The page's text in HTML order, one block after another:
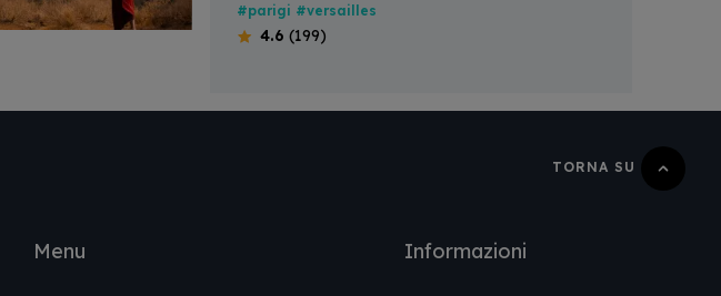
#parigi #versailles
4.6 (199)
TORNA SU
Menu Informazioni